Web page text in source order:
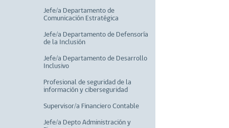
Jefe/a Departamento de
Comunicación Estratégica
Jefe/a Departamento de Defensoría
de la Inclusión
Jefe/a Departamento de Desarrollo
Inclusivo
Profesional de seguridad de la
información y ciberseguridad
Supervisor/a Financiero Contable
Jefe/a Depto Administración y